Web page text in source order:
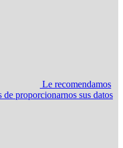
Le recomendamos
proporcionarnos sus datos